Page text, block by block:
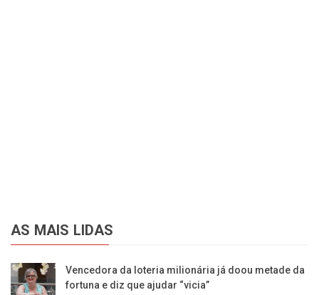
AS MAIS LIDAS
Vencedora da loteria milionária já doou metade da
fortuna e diz que ajudar “vicia”